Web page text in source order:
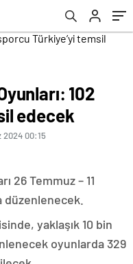
102
edecek
2024 00:15
26 Temmuz – 11
yaklaşık 10 bin
oyunlarda 329